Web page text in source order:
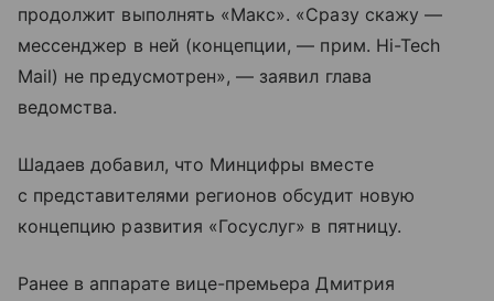
продолжит выполнять «Макс». «Сразу скажу —
мессенджер в ней (концепции, — прим. Hi-Tech
Mail) не предусмотрен», — заявил глава
ведомства.
Шадаев добавил, что Минцифры вместе
с представителями регионов обсудит новую
концепцию развития «Госуслуг» в пятницу.
Ранее в аппарате вице-премьера Дмитрия